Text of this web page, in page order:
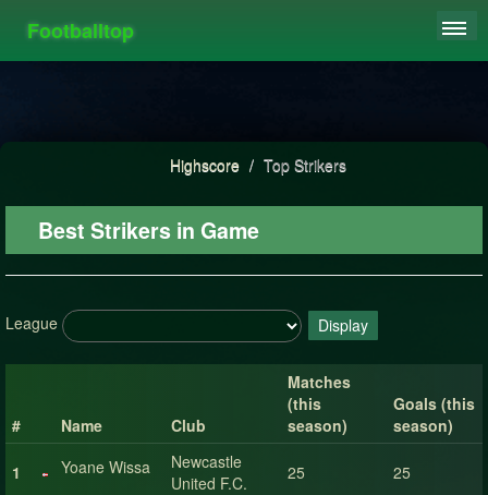
Footballtop
HIGHSCORE
Highscore / Top Strikers
Best Strikers in Game
League Display
# Name Club
Matches
(this
season)
Goals (this
season)
1 Yoane Wissa
Newcastle
United F.C.
25 25